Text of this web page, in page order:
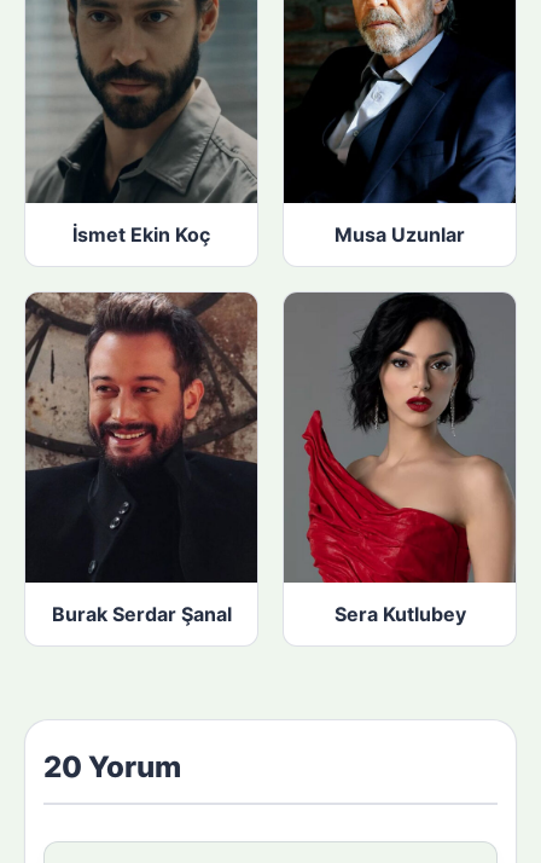
İsmet Ekin Koç Musa Uzunlar
Burak Serdar Şanal Sera Kutlubey
20 Yorum